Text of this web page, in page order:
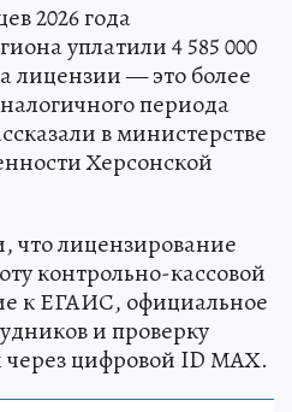
2026 года
уплатили 4 585 000
лицензии — это более
периода
в министерстве
Херсонской
что лицензирование
контрольно-кассовой
к ЕГАИС, официальное
и проверку
через цифровой ID МАХ.